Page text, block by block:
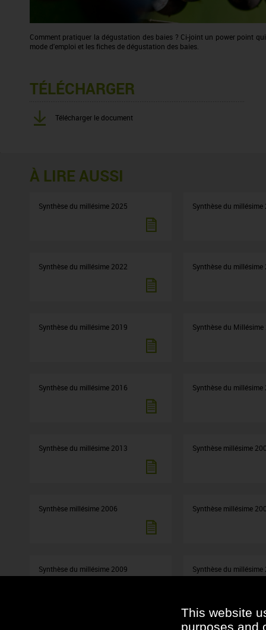
Comment pratiquer la dégustation des baies ? Ci-joint un power point
mode d'emploi et les fiches de dégustation des baies.
TÉLÉCHARGER
Télécharger le document
À LIRE AUSSI
Synthèse du millésime 2025 Synthèse du millésime
Synthèse du millésime 2022 Synthèse du millésime
Synthèse du millésime 2019 Synthèse du Millésime
Synthèse du millésime 2016 Synthèse du millésime
Synthèse du millésime 2013 Synthèse millésime
Synthèse millésime 2006 Synthèse millésime
Synthèse du millésime 2009 Synthèse du millésime
This website
purposes and